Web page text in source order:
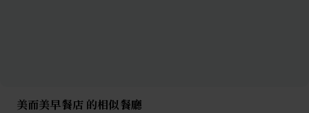
美而美早餐店 的相似餐廳